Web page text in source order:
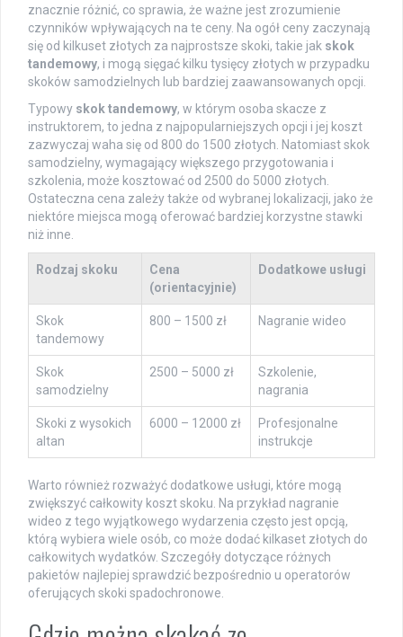
znacznie różnić, co sprawia, że ważne jest zrozumienie
czynników wpływających na te ceny. Na ogół ceny zaczynają
się od kilkuset złotych za najprostsze skoki, takie jak skok
tandemowy, i mogą sięgać kilku tysięcy złotych w przypadku
skoków samodzielnych lub bardziej zaawansowanych opcji.
Typowy skok tandemowy, w którym osoba skacze z
instruktorem, to jedna z najpopularniejszych opcji i jej koszt
zazwyczaj waha się od 800 do 1500 złotych. Natomiast skok
samodzielny, wymagający większego przygotowania i
szkolenia, może kosztować od 2500 do 5000 złotych.
Ostateczna cena zależy także od wybranej lokalizacji, jako że
niektóre miejsca mogą oferować bardziej korzystne stawki
niż inne.
Rodzaj skoku
Cena
(orientacyjnie)
Dodatkowe usługi
Skok
tandemowy
800 – 1500 zł Nagranie wideo
Skok
samodzielny
2500 – 5000 zł
Szkolenie,
nagrania
Skoki z wysokich
altan
6000 – 12000 zł
Profesjonalne
instrukcje
Warto również rozważyć dodatkowe usługi, które mogą
zwiększyć całkowity koszt skoku. Na przykład nagranie
wideo z tego wyjątkowego wydarzenia często jest opcją,
którą wybiera wiele osób, co może dodać kilkaset złotych do
całkowitych wydatków. Szczegóły dotyczące różnych
pakietów najlepiej sprawdzić bezpośrednio u operatorów
oferujących skoki spadochronowe.